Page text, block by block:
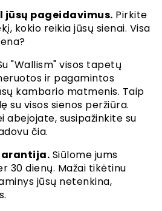
pageidavimus. Pirkite
kokio reikia jūsų sienai. Visa
"Wallism" visos tapetų
ir pagamintos
kambario matmenis. Taip
su visos sienos peržiūra.
abejojate, susipažinkite su
čia.
Siūlome jums
30 dienų. Mažai tikėtinu
jūsų netenkina,